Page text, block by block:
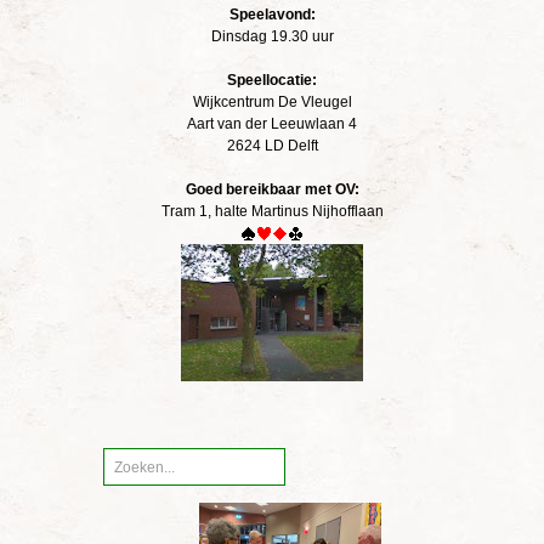
Speelavond:
Dinsdag 19.30 uur
Speellocatie:
Wijkcentrum De Vleugel
Aart van der Leeuwlaan 4
2624 LD Delft
Goed bereikbaar met OV:
Tram 1, halte Martinus Nijhofflaan